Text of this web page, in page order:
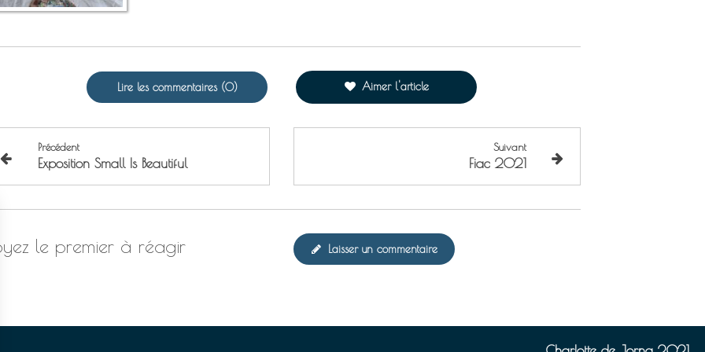
Lire les commentaires (0) Aimer l'article
Précédent
Exposition Small Is Beautiful
Suivant
Fiac 2021
le premier à réagir Laisser un commentaire